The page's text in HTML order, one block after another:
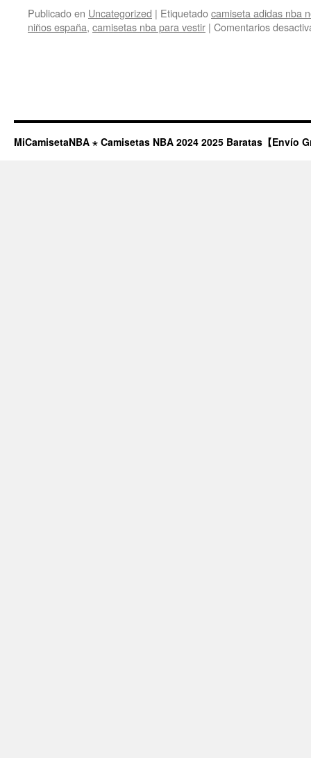
Publicado en Uncategorized | Etiquetadocamiseta adidas nba
niños españa, camisetas nba para vestir | Comentarios
MiCamisetaNBA ⋆ Camisetas NBA 2024 2025 Baratas【Envío